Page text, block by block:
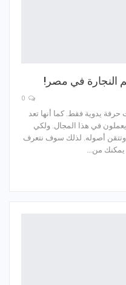
النجارة في مصر!
يدوية فقط. كما أنها تعد
في هذا المجال. ولكي
وتتقن أصوله. لذلك سوف نتعرف
من…